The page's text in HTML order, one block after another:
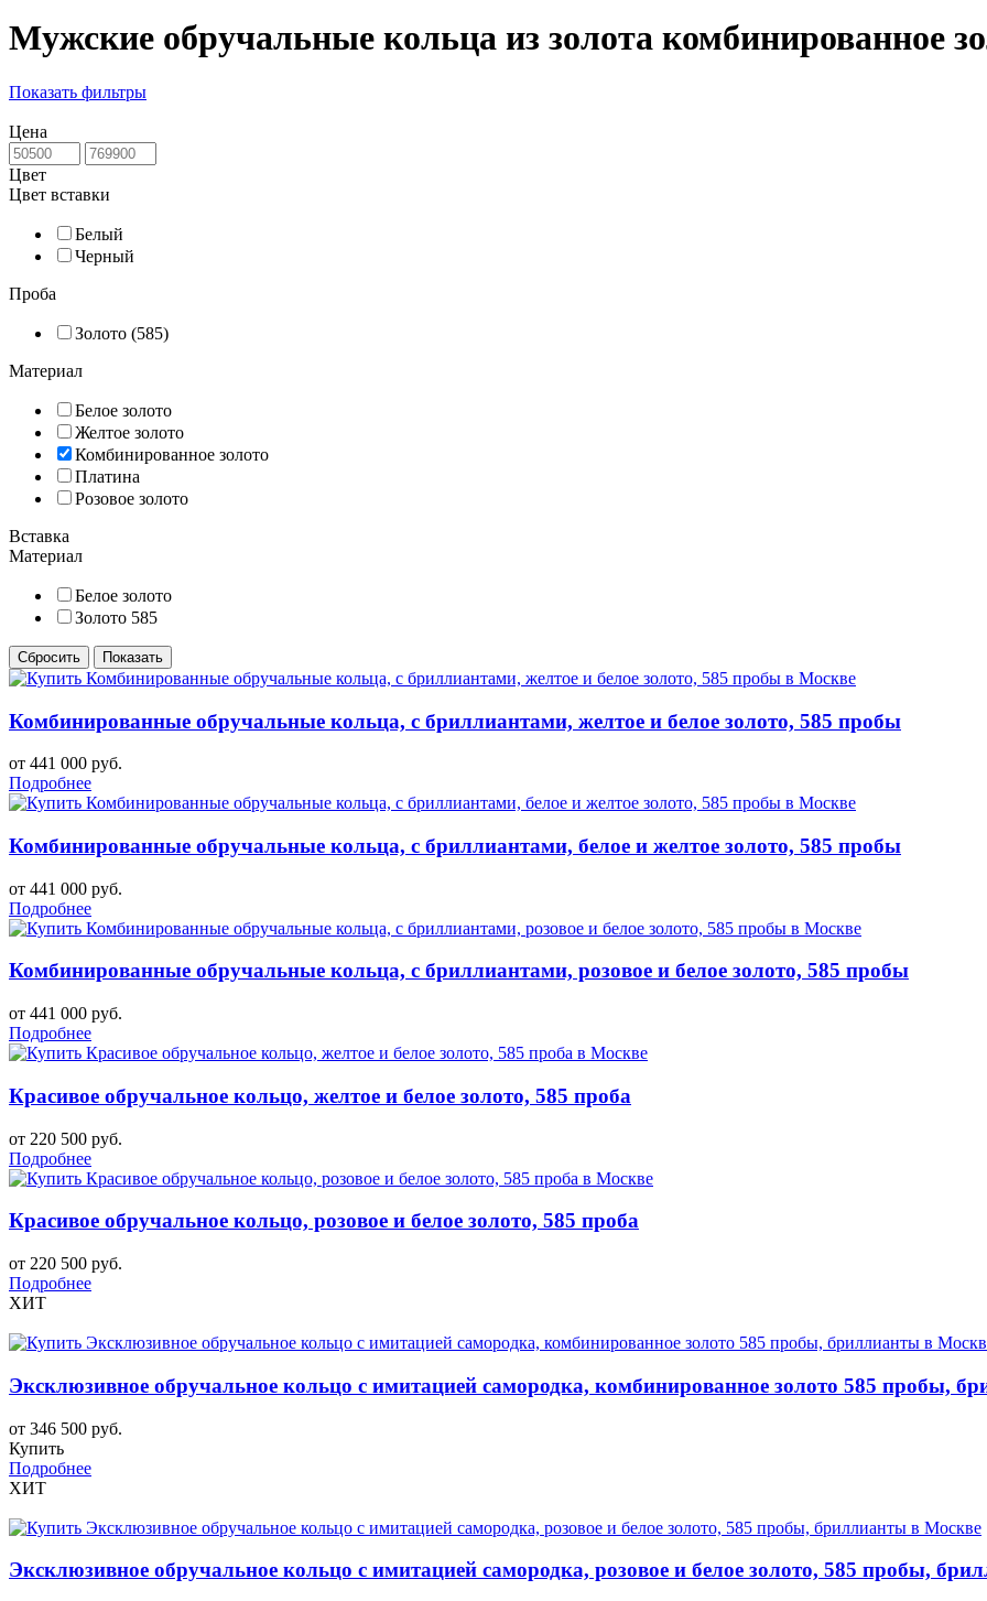
Мужские обручальные кольца из золота комбинированное
Показать фильтры
Цена
Цвет
Цвет вставки
Белый
Черный
Проба
Золото (585)
Материал
Белое золото
Желтое золото
Комбинированное золото
Платина
Розовое золото
Вставка
Материал
Белое золото
Золото 585
Комбинированные обручальные кольца, с бриллиантами, желтое и белое золото, 585 пробы
от 441 000 руб.
Подробнее
Комбинированные обручальные кольца, с бриллиантами, белое и желтое золото, 585 пробы
от 441 000 руб.
Подробнее
Комбинированные обручальные кольца, с бриллиантами, розовое и белое золото, 585 пробы
от 441 000 руб.
Подробнее
Красивое обручальное кольцо, желтое и белое золото, 585 проба
от 220 500 руб.
Подробнее
Красивое обручальное кольцо, розовое и белое золото, 585 проба
от 220 500 руб.
Подробнее
ХИТ
Эксклюзивное обручальное кольцо с имитацией самородка, комбинированное золото 585 пробы,
от 346 500 руб.
Купить
Подробнее
ХИТ
Эксклюзивное обручальное кольцо с имитацией самородка, розовое и белое золото, 585 пробы,